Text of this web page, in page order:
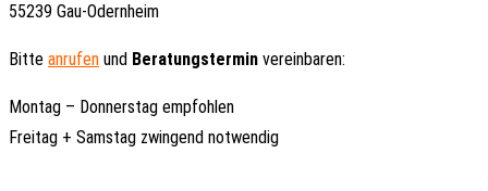
55239 Gau-Odernheim
Bitte anrufen und Beratungstermin vereinbaren:
Montag – Donnerstag empfohlen
Freitag + Samstag zwingend notwendig